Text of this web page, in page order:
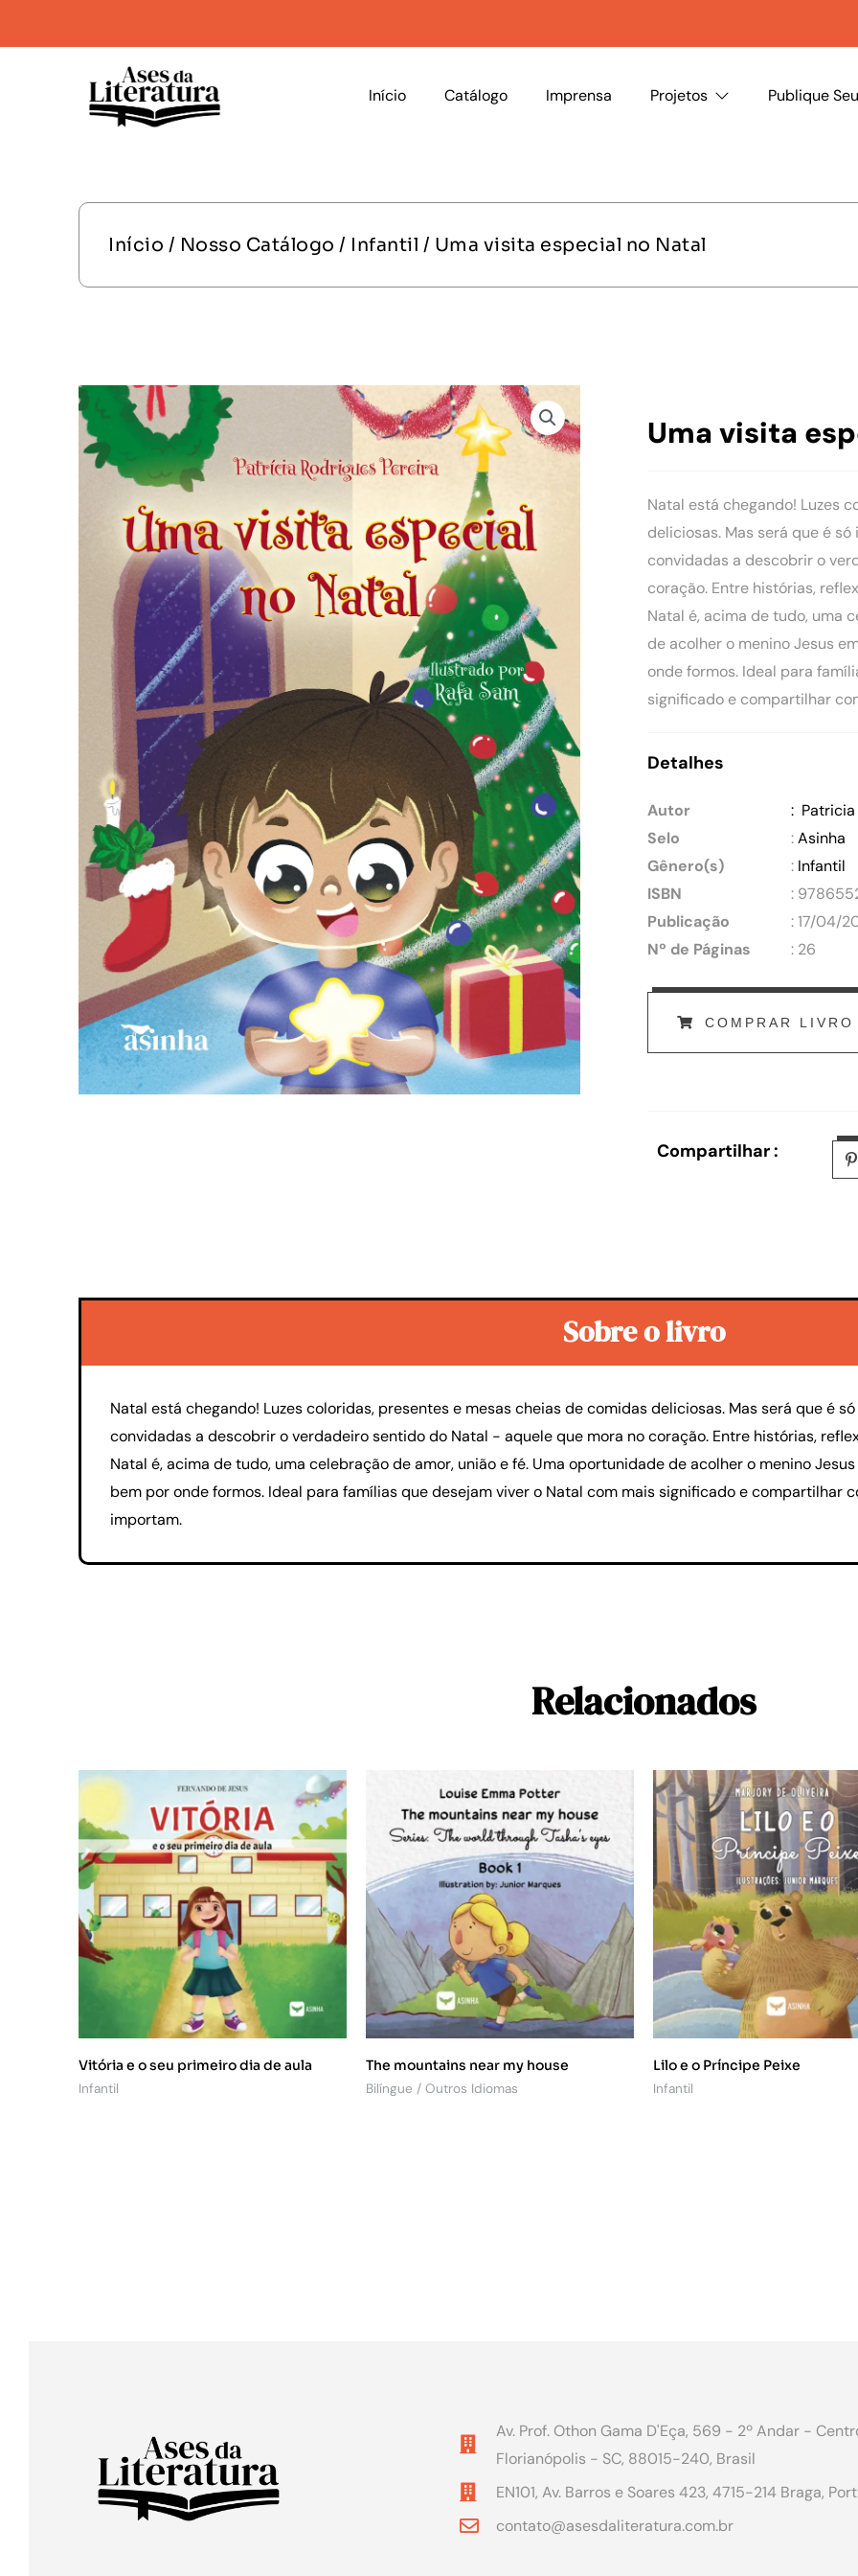
Início Catálogo Imprensa Projetos Publique
Início / Nosso Catálogo / Infantil / Uma visita especial no Natal
Uma visita
Natal está chegando! Luzes
deliciosas. Mas será que é
convidadas a descobrir o
coração. Entre histórias,
Natal é, acima de tudo, uma
de acolher o menino Jesus
onde formos. Ideal para
significado e compartilhar
Detalhes
Autor
: Patricia
Selo
:Asinha
Gênero(s)
: Infantil
ISBN
:
Publicação
: 17/04/
Nº de Páginas
: 26
COMPRAR LIVRO
Compartilhar :
Sobre o livro
Natal está chegando! Luzes coloridas, presentes e mesas cheias de comidas deliciosas. Mas será que é
convidadas a descobrir o verdadeiro sentido do Natal - aquele que mora no coração. Entre histórias,
Natal é, acima de tudo, uma celebração de amor, união e fé. Uma oportunidade de acolher o menino
bem por onde formos. Ideal para famílias que desejam viver o Natal com mais significado e compartilhar
importam.
Relacionados
Vitória e o seu primeiro dia de aula
Infantil
The mountains near my house
Bilíngue / Outros Idiomas
Lilo e o Príncipe Peixe
Infantil
Av. Prof. Othon Gama D'Eça, 569 - 2º Andar -
Florianópolis - SC, 88015-240, Brasil
EN101, Av. Barros e Soares 423, 4715-214 Braga,
contato@asesdaliteratura.com.br